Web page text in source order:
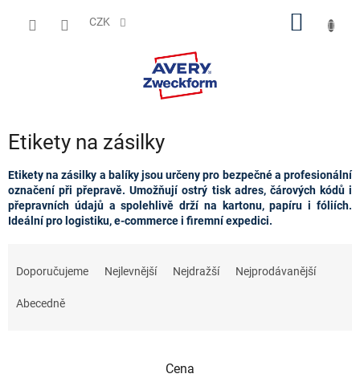
CZK
Etikety na zásilky
Etikety na zásilky a balíky jsou určeny pro bezpečné a profesionální
označení při přepravě. Umožňují ostrý tisk adres, čárových kódů i
přepravních údajů a spolehlivě drží na kartonu, papíru i fóliích.
Ideální pro logistiku, e‑commerce i firemní expedici.
Doporučujeme Nejlevnější Nejdražší Nejprodávanější
Abecedně
Cena